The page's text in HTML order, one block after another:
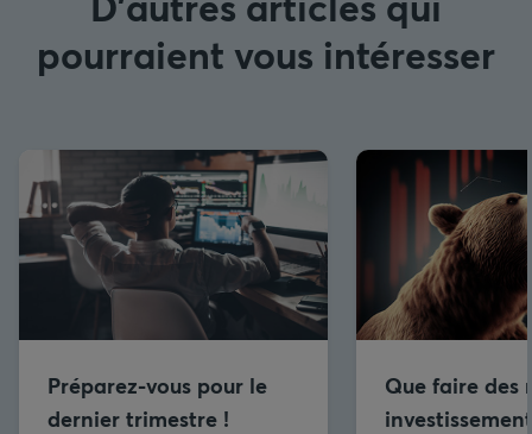
pourraient vous intéresser
Préparez-vous pour le
dernier trimestre !
Que faire des